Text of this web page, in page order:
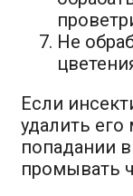
Не
Если
удалить
попадании
промывать